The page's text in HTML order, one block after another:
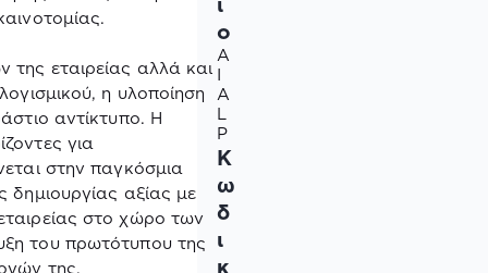
εταιρείας αλλά και
η υλοποίηση
αντίκτυπο. Η
για
στην παγκόσμια
δημιουργίας αξίας με
στο χώρο των
του πρωτότυπου της
ο
A
I
A
L
P
Κ
ω
δ
ι
κ